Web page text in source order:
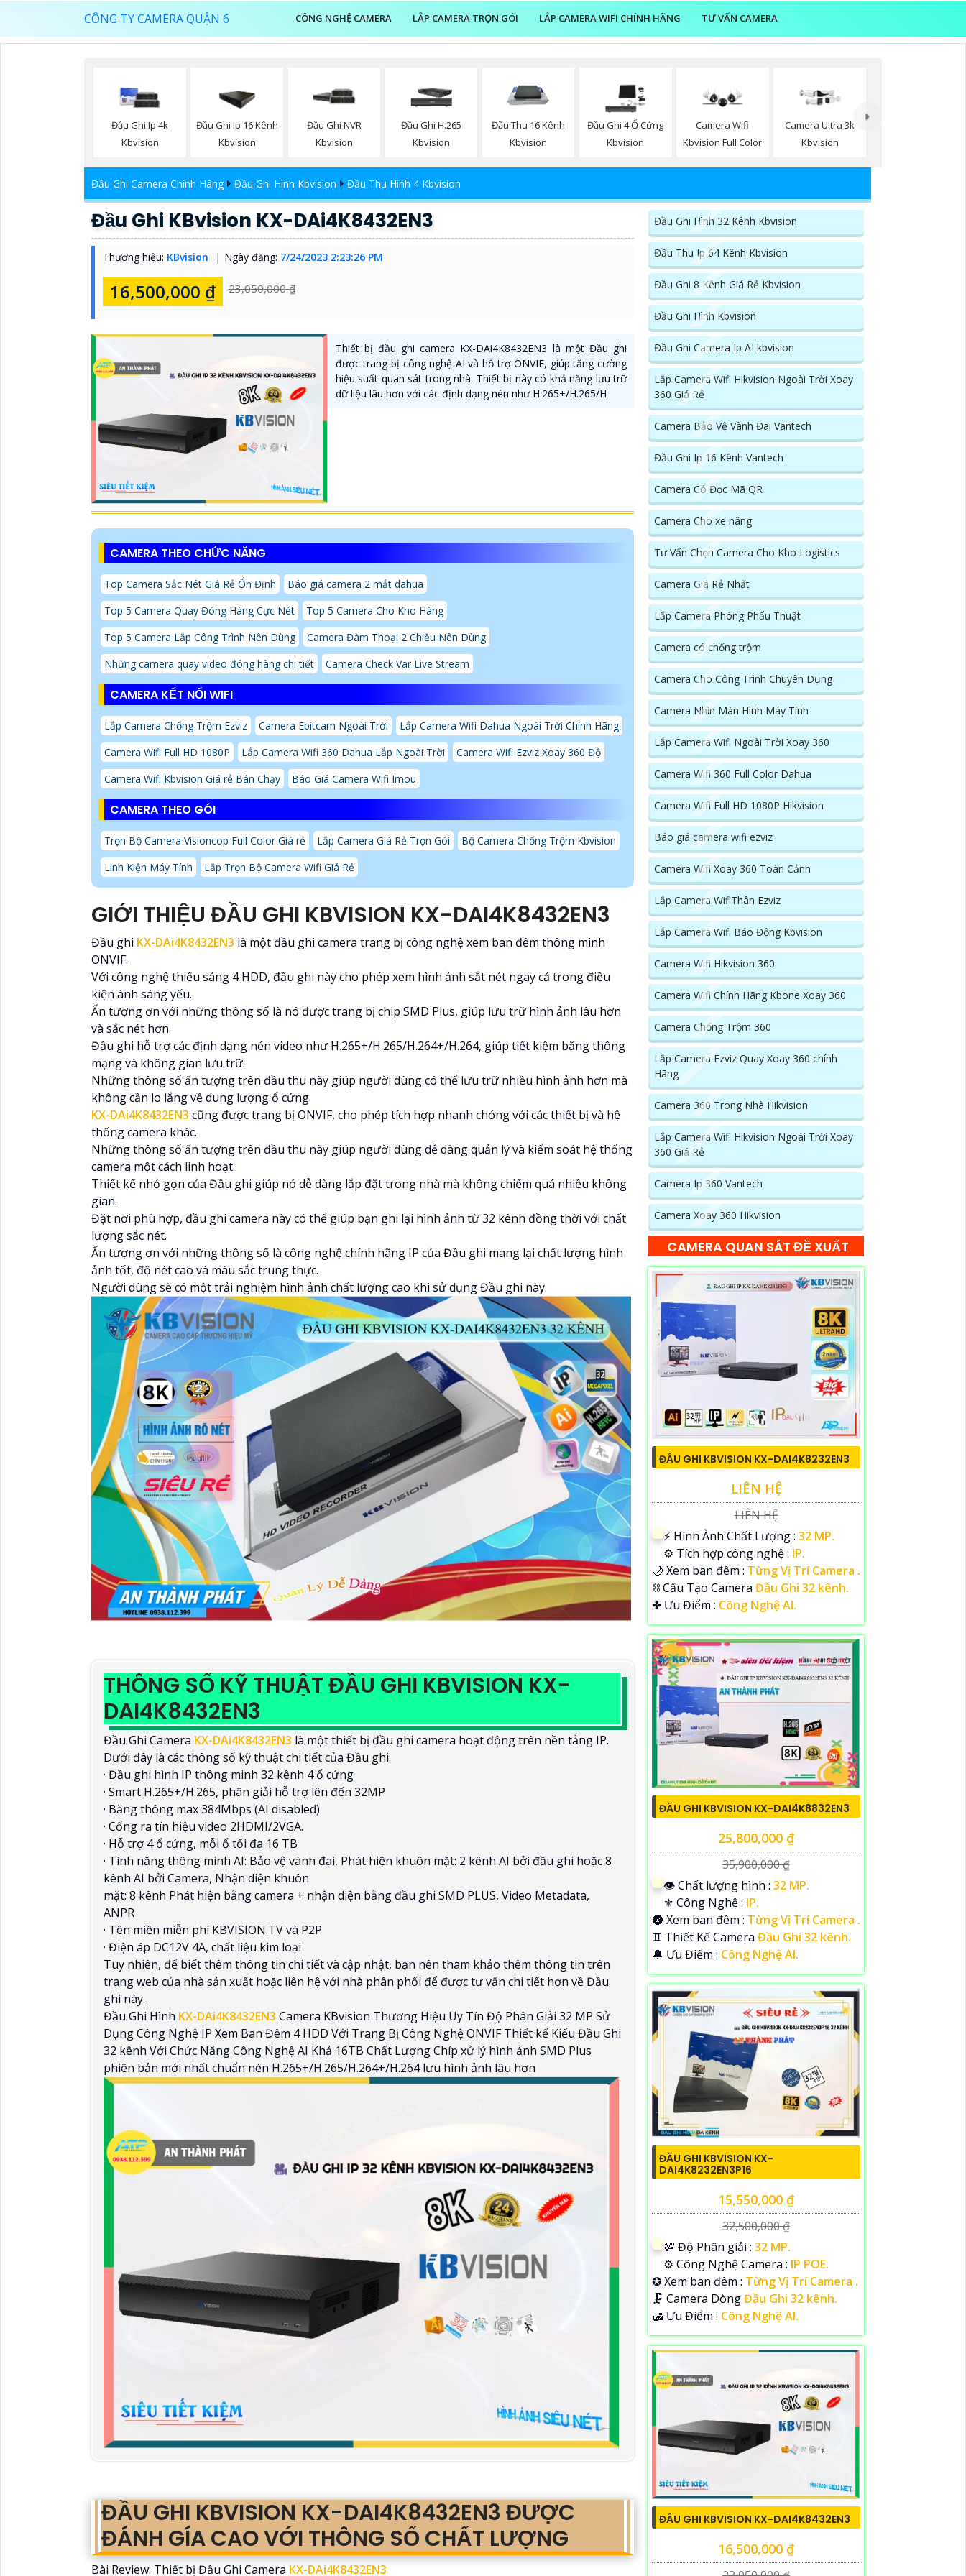
CÔNG TY CAMERA QUẬN 6 CÔNG NGHỆ CAMERA LẮP CAMERA TRỌN GÓI LẮP CAMERA WIFI CHÍNH HÃNG TƯ VẤN CAMERA
Đầu Ghi Ip 4k
Kbvision
Đầu Ghi Ip 16 Kênh
Kbvision
Đầu Ghi NVR
Kbvision
Đầu Ghi H.265
Kbvision
Đầu Thu 16 Kênh
Kbvision
Đầu Ghi 4 Ổ Cứng
Kbvision
Camera Wifi
Kbvision Full Color
Camera Ultra 3k
Kbvision
Đầu Ghi Camera Chính Hãng Đầu Ghi Hình Kbvision Đầu Thu Hình 4 Kbvision
Đầu Ghi KBvision KX-DAi4K8432EN3
Thương hiệu: KBvision Ngày đăng: 7/24/2023 2:23:26 PM
16,500,000 ₫ 23,050,000 ₫
Thiết bị đầu ghi camera KX-DAi4K8432EN3 là một Đầu ghi
được trang bị công nghệ AI và hỗ trợ ONVIF, giúp tăng cường
hiệu suất quan sát trong nhà. Thiết bị này có khả năng lưu trữ
dữ liệu lâu hơn với các định dạng nén như H.265+/H.265/H
CAMERA THEO CHỨC NĂNG
Top Camera Sắc Nét Giá Rẻ Ổn Định
Báo giá camera 2 mắt dahua
Top 5 Camera Quay Đóng Hàng Cực Nét
Top 5 Camera Cho Kho Hàng
Top 5 Camera Lắp Công Trình Nên Dùng
Camera Đàm Thoại 2 Chiều Nên Dùng
Những camera quay video đóng hàng chi tiết
Camera Check Var Live Stream
CAMERA KẾT NỐI WIFI
Lắp Camera Chống Trộm Ezviz Camera Ebitcam Ngoài Trời
Lắp Camera Wifi Dahua Ngoài Trời Chính Hãng
Camera Wifi Full HD 1080P
Lắp Camera Wifi 360 Dahua Lắp Ngoài Trời
Camera Wifi Ezviz Xoay 360 Độ
Camera Wifi Kbvision Giá rẻ Bán Chạy
Báo Giá Camera Wifi Imou
CAMERA THEO GÓI
Trọn Bộ Camera Visioncop Full Color Giá rẻ Lắp Camera Giá Rẻ Trọn Gói
Bộ Camera Chống Trộm Kbvision
Linh Kiện Máy Tính
Lắp Trọn Bộ Camera Wifi Giá Rẻ
GIỚI THIỆU ĐẦU GHI KBVISION KX-DAI4K8432EN3
Đầu ghi KX-DAi4K8432EN3 là một đầu ghi camera trang bị công nghệ xem ban đêm thông minh
ONVIF.
Với công nghệ thiếu sáng 4 HDD, đầu ghi này cho phép xem hình ảnh sắt nét ngay cả trong điều
kiện ánh sáng yếu.
Ấn tượng ơn với những thông số là nó được trang bị chip SMD Plus, giúp lưu trữ hình ảnh lâu hơn
và sắc nét hơn.
Đầu ghi hỗ trợ các định dạng nén video như H.265+/H.265/H.264+/H.264, giúp tiết kiệm băng thông
mạng và không gian lưu trữ.
Những thông số ấn tượng trên đầu thu này giúp người dùng có thể lưu trữ nhiều hình ảnh hơn mà
không cần lo lắng về dung lượng ổ cứng.
KX-DAi4K8432EN3 cũng được trang bị ONVIF, cho phép tích hợp nhanh chóng với các thiết bị và hệ
thống camera khác.
Những thông số ấn tượng trên đầu thu này giúp người dùng dễ dàng quản lý và kiểm soát hệ thống
camera một cách linh hoạt.
Thiết kế nhỏ gọn của Đầu ghi giúp nó dễ dàng lắp đặt trong nhà mà không chiếm quá nhiều không
gian.
Đặt nơi phù hợp, đầu ghi camera này có thể giúp bạn ghi lại hình ảnh từ 32 kênh đồng thời với chất
lượng sắc nét.
Ấn tượng ơn với những thông số là công nghệ chính hãng IP của Đầu ghi mang lại chất lượng hình
ảnh tốt, độ nét cao và màu sắc trung thực.
Người dùng sẽ có một trải nghiệm hình ảnh chất lượng cao khi sử dụng Đầu ghi này.
THÔNG SỐ KỸ THUẬT ĐẦU GHI KBVISION KX-
DAI4K8432EN3
Đầu Ghi Camera KX-DAi4K8432EN3 là một thiết bị đầu ghi camera hoạt động trên nền tảng IP.
Dưới đây là các thông số kỹ thuật chi tiết của Đầu ghi:
· Đầu ghi hình IP thông minh 32 kênh 4 ổ cứng
· Smart H.265+/H.265, phân giải hỗ trợ lên đến 32MP
· Băng thông max 384Mbps (AI disabled)
· Cổng ra tín hiệu video 2HDMI/2VGA.
· Hỗ trợ 4 ổ cứng, mỗi ổ tối đa 16 TB
· Tính năng thông minh AI: Bảo vệ vành đai, Phát hiện khuôn mặt: 2 kênh AI bởi đầu ghi hoặc 8
kênh AI bởi Camera, Nhận diện khuôn
mặt: 8 kênh Phát hiện bằng camera + nhận diện bằng đầu ghi SMD PLUS, Video Metadata,
ANPR
· Tên miền miễn phí KBVISION.TV và P2P
· Điện áp DC12V 4A, chất liệu kim loại
Tuy nhiên, để biết thêm thông tin chi tiết và cập nhật, bạn nên tham khảo thêm thông tin trên
trang web của nhà sản xuất hoặc liên hệ với nhà phân phối để được tư vấn chi tiết hơn về Đầu
ghi này.
Đầu Ghi Hình KX-DAi4K8432EN3 Camera KBvision Thương Hiệu Uy Tín Độ Phân Giải 32 MP Sử
Dụng Công Nghệ IP Xem Ban Đêm 4 HDD Với Trang Bị Công Nghệ ONVIF Thiết kế Kiểu Đầu Ghi
32 kênh Với Chức Năng Công Nghệ AI Khả 16TB Chất Lượng Chíp xử lý hình ảnh SMD Plus
phiên bản mới nhất chuẩn nén H.265+/H.265/H.264+/H.264 lưu hình ảnh lâu hơn
ĐẦU GHI KBVISION KX-DAI4K8432EN3 ĐƯỢC
ĐÁNH GÍA CAO VỚI THÔNG SỐ CHẤT LƯỢNG
Bài Review: Thiết bị Đầu Ghi Camera KX-DAi4K8432EN3
Đầu Ghi Hình 32 Kênh Kbvision
Đầu Thu Ip 64 Kênh Kbvision
Đầu Ghi 8 Kênh Giá Rẻ Kbvision
Đầu Ghi Hình Kbvision
Đầu Ghi Camera Ip AI kbvision
Lắp Camera Wifi Hikvision Ngoài Trời Xoay
360 Giá Rẻ
Camera Bảo Vệ Vành Đai Vantech
Đầu Ghi Ip 16 Kênh Vantech
Camera Có Đọc Mã QR
Camera Cho xe nâng
Tư Vấn Chọn Camera Cho Kho Logistics
Camera Giá Rẻ Nhất
Lắp Camera Phòng Phẩu Thuật
Camera có chống trộm
Camera Cho Công Trình Chuyên Dụng
Camera Nhìn Màn Hình Máy Tính
Lắp Camera Wifi Ngoài Trời Xoay 360
Camera Wifi 360 Full Color Dahua
Camera Wifi Full HD 1080P Hikvision
Báo giá camera wifi ezviz
Camera Wifi Xoay 360 Toàn Cảnh
Lắp Camera WifiThân Ezviz
Lắp Camera Wifi Báo Động Kbvision
Camera Wifi Hikvision 360
Camera Wifi Chính Hãng Kbone Xoay 360
Camera Chống Trộm 360
Lắp Camera Ezviz Quay Xoay 360 chính
Hãng
Camera 360 Trong Nhà Hikvision
Lắp Camera Wifi Hikvision Ngoài Trời Xoay
360 Giá Rẻ
Camera Ip 360 Vantech
Camera Xoay 360 Hikvision
CAMERA QUAN SÁT ĐỀ XUẤT
ĐẦU GHI KBVISION KX-DAI4K8232EN3
LIÊN HỆ
LIÊN HỆ
️⚡ Hình Ành Chất Lượng : 32 MP.
⚙ Tích hợp công nghệ : IP.
🌙 Xem ban đêm : Từng Vị Trí Camera .
⛓ Cấu Tạo Camera Đầu Ghi 32 kênh.
️✤ Ưu Điểm : Công Nghệ AI.
ĐẦU GHI KBVISION KX-DAI4K8832EN3
25,800,000 ₫
35,900,000 ₫
👁 Chất lượng hình : 32 MP.
⚜️ Công Nghệ : IP.
🌚 Xem ban đêm : Từng Vị Trí Camera .
♊ Thiết Kế Camera Đầu Ghi 32 kênh.
️🔔 Ưu Điểm : Công Nghệ AI.
ĐẦU GHI KBVISION KX-
DAI4K8232EN3P16
15,550,000 ₫
32,500,000 ₫
💯 Độ Phân giải : 32 MP.
⚙ Công Nghệ Camera : IP POE.
✪ Xem ban đêm : Từng Vị Trí Camera .
🗜️ Camera DòngĐầu Ghi 32 kênh.
️🛃 Ưu Điểm : Công Nghệ AI.
ĐẦU GHI KBVISION KX-DAI4K8432EN3
16,500,000 ₫